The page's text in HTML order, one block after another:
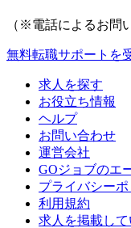
（※電話によるお問
無料転職サポートを
求人を探す
お役立ち情報
ヘルプ
お問い合わせ
運営会社
GOジョブのエ
プライバシー
利用規約
求人を掲載し